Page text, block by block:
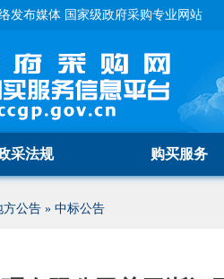
发布媒体 国家级政府采购专业网站
采法规 购买服务
方公告 » 中标公告